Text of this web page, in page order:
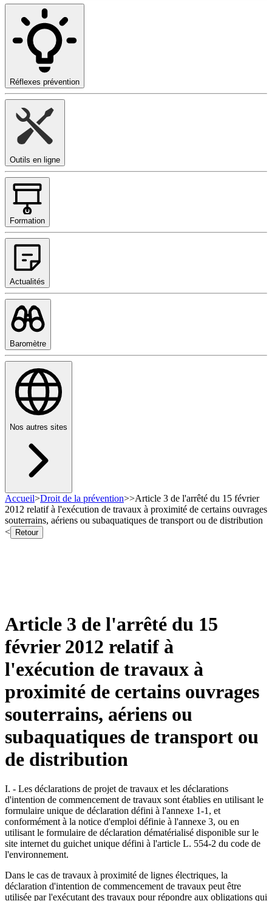
Réflexes prévention
Outils en ligne
Formation
Actualités
Baromètre
Nos autres sites
Accueil>Droit de la prévention>>Article 3 de l'arrêté du 15 février
2012 relatif à l'exécution de travaux à proximité de certains ouvrages
souterrains, aériens ou subaquatiques de transport ou de distribution
<
Retour
Article 3 de l'arrêté du 15
février 2012 relatif à
l'exécution de travaux à
proximité de certains ouvrages
souterrains, aériens ou
subaquatiques de transport ou
de distribution
I. - Les déclarations de projet de travaux et les déclarations
d'intention de commencement de travaux sont établies en utilisant le
formulaire unique de déclaration défini à l'annexe 1-1, et
conformément à la notice d'emploi définie à l'annexe 3, ou en
utilisant le formulaire de déclaration dématérialisé disponible sur le
site internet du guichet unique défini à l'article L. 554-2 du code de
l'environnement.
Dans le cas de travaux à proximité de lignes électriques, la
déclaration d'intention de commencement de travaux peut être
utilisée par l'exécutant des travaux pour répondre aux obligations qui